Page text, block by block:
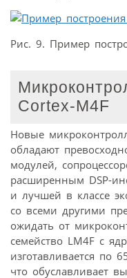
Рис. 9. Пример
Cortex-M4F
Новые
обладают
модулей,
расширенным DSP-
и лучшей в классе
со всеми другими
ожидать от
семейство LM4F с
изготавливается по
что обуславливает